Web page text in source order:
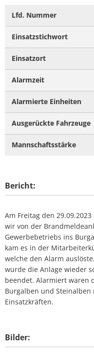
Lfd. Nummer
Einsatzstichwort
Einsatzort
Alarmzeit
Alarmierte Einheiten
Ausgerückte Fahrzeuge
Mannschaftsstärke
Bericht:
Am Freitag den
wir von der
Gewerbebetriebs ins
kam es in der
welche den Alarm
wurde die Anlage wieder
beendet. Alarmiert waren
Burgalben und Steinalben
Einsatzkräften.
Bilder: